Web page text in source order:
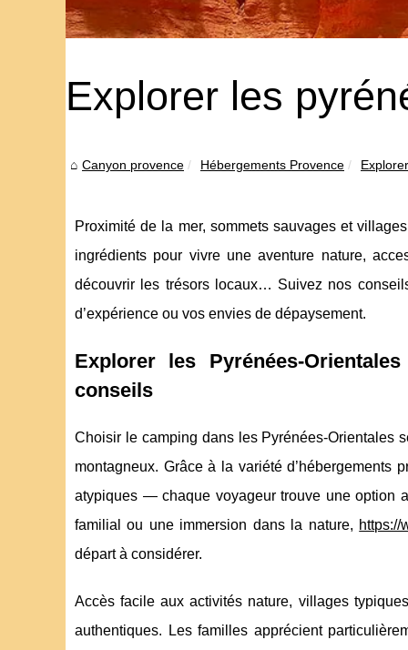
Explorer les
Canyon provence Hébergements Provence
Proximité de la mer, sommets sauvages et
ingrédients pour vivre une aventure nature,
découvrir les trésors locaux… Suivez nos
d’expérience ou vos envies de dépaysement.
Explorer les Pyrénées-
conseils
Choisir le camping dans les Pyrénées-Orientales
montagneux. Grâce à la variété
atypiques — chaque voyageur trouve une option
familial ou une immersion dans la nature, https://
départ à considérer.
Accès facile aux activités nature, villages
authentiques. Les familles apprécient